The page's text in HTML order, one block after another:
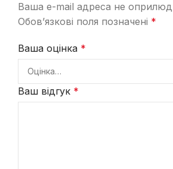
Ваша e-mail адреса не
Обов’язкові поля позначені *
Ваша оцінка *
Ваш відгук *